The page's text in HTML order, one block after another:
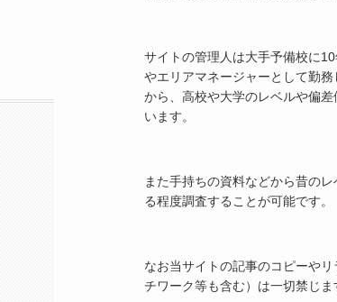
サイトの管理人は大手予備校に
やエリアマネージャーとして勤務
から、高校や大学のレベルや偏差
います。
また手持ちの資料などから昔の
る程度調査することが可能です。
なお当サイトの記事のコピーやリ
チワーク等も含む）は一切禁じま